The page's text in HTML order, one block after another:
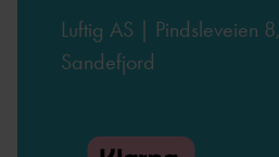
Luftig AS | Pindsleveien
Sandefjord